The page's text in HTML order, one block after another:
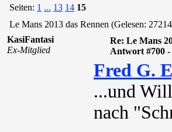
Seiten: 1 ... 13 14 15
Le Mans 2013 das Rennen (Gelesen:
KasiFantasi
Ex-Mitglied
Re: Le Mans
Antwort #700 -
Fred G.
...und
nach